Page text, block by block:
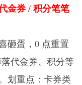
金券 / 积分笔笔
砸蛋，0 点重置
代金券、积分等
划重点：卡券类